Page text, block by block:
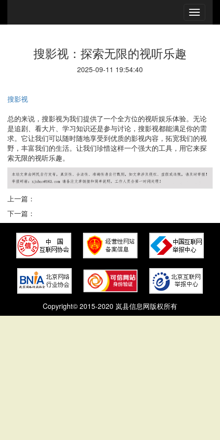
搜影视：探索无限的视听乐趣
2025-09-11 19:54:40
搜影视
总的来说，搜影视为我们提供了一个全方位的视听娱乐体验。无论
是追剧、看大片、学习知识还是参与讨论，搜影视都能满足你的需
求。它让我们可以随时随地享受到优质的影视内容，拓宽我们的视
野，丰富我们的生活。让我们珍惜这样一个强大的工具，用它来探
索无限的视听乐趣。
上一篇：
下一篇：
Copyright© 2015-2020 岚县信息网版权所有